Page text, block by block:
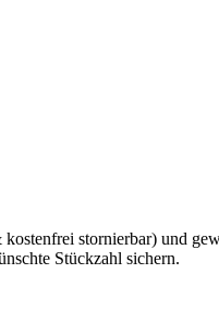
Stückzahl sichern.